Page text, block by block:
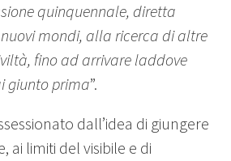
quinquennale, diretta
mondi, alla ricerca di altre
fino ad arrivare laddove
giunto prima”.
dall’idea di giungere
ai limiti del visibile e di